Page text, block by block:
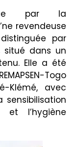
par la
revendeuse
par
situé dans un
Elle a été
Togo
Klémé, avec
sensibilisation
et l’hygiène